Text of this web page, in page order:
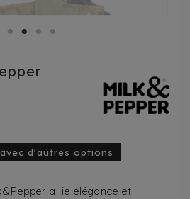
d'autres options
allie élégance et